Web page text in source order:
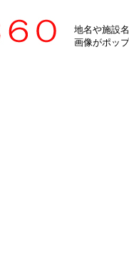
地名や施設
画像がポッ